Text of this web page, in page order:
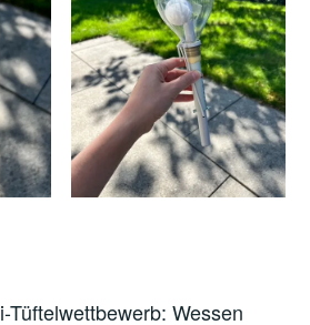
Wessen